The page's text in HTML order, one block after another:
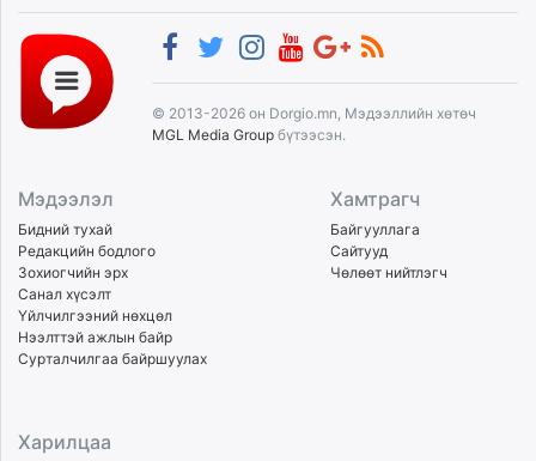
© 2013-2026 он Dorgio.mn, Мэдээллийн хөтөч
MGL Media Group бүтээсэн.
Мэдээлэл
Бидний тухай
Редакцийн бодлого
Зохиогчийн эрх
Санал хүсэлт
Үйлчилгээний нөхцөл
Нээлттэй ажлын байр
Сурталчилгаа байршуулах
Хамтрагч
Байгууллага
Сайтууд
Чөлөөт нийтлэгч
Харилцаа